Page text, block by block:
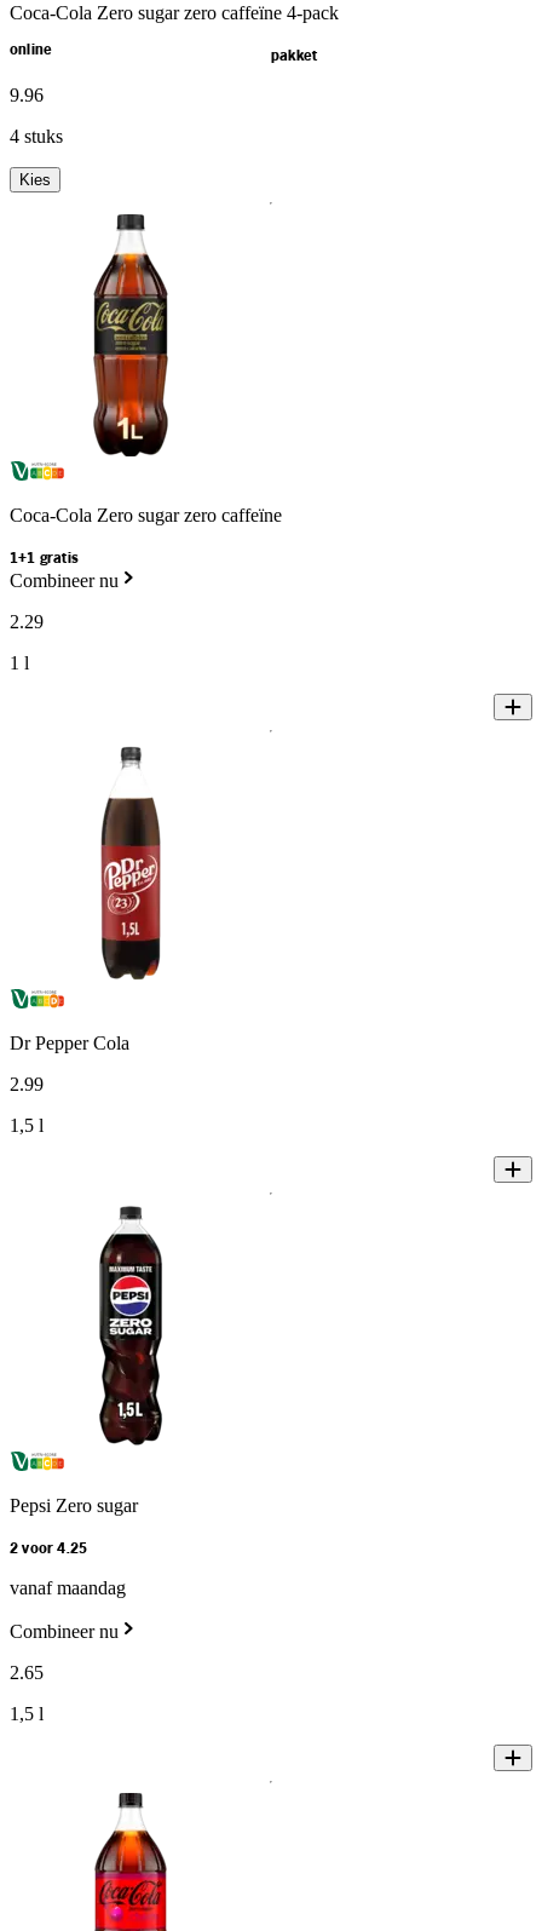
Coca-Cola Zero sugar zero caffeïne 4-pack
online pakket
9.96
4 stuks
Kies
Coca-Cola Zero sugar zero caffeïne
1+1 gratis
Combineer nu
2.29
1 l
Dr Pepper Cola
2.99
1,5 l
Pepsi Zero sugar
2 voor 4.25
vanaf maandag
Combineer nu
2.65
1,5 l